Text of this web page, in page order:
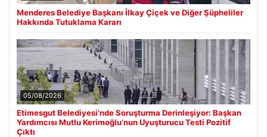
Menderes Belediye Başkanı İlkay Çiçek ve Diğer Şüpheliler
Hakkında Tutuklama Kararı
05/08/2026
Etimesgut Belediyesi’nde Soruşturma Derinleşiyor: Başkan
Yardımcısı Mutlu Kerimoğlu’nun Uyuşturucu Testi Pozitif
Çıktı